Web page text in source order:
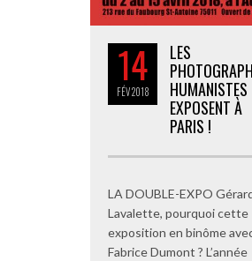
14
FÉV2018
LES
HUMANISTES
EXPOSENT À
PARIS !
LA DOUBLE-EXPO
Lavalette, pourquoi cette
exposition en binôme
Fabrice Dumont ? L’année